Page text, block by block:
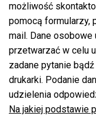
możliwość
pomocą formularzy,
mail. Dane
przetwarzać w celu
zadane pytanie
drukarki. Podanie
udzielenia
Na jakiej podstawie